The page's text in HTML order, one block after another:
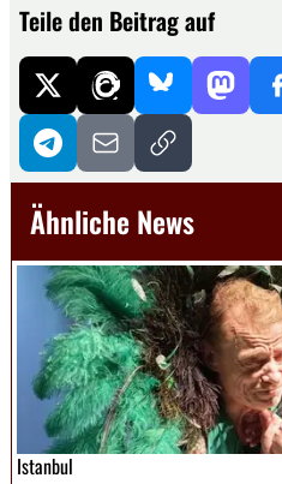
Teile den Beitrag auf
Ähnliche News
Istanbul